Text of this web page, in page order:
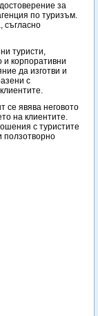
за
по туризъм.
съгласно
туристи,
и корпоративни
да изготви и
с
се явява неговото
на клиентите.
с туристите
ползотворно